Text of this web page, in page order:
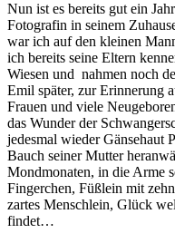
Nun ist es bereits gut ein
Fotografin in seinem
war ich auf den kleinen
ich bereits seine Eltern
Wiesen und nahmen noch
Emil später, zur Erinnerung
Frauen und viele
das Wunder der
jedesmal wieder Gänsehaut
Bauch seiner Mutter
Mondmonaten, in die Arme
Fingerchen, Füßlein mit
zartes Menschlein, Glück
findet…